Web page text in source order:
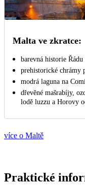
Malta ve zkratce:
barevná historie
prehistorické chrámy
modrá laguna na
dřevěné mašrabíjy,
lodě luzzu a Horovy
více o Maltě
Praktické